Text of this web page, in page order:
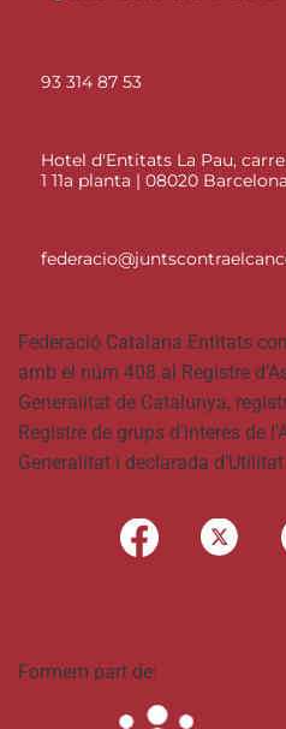
93 314 87 53
Hotel d'Entitats La Pau,
1 11a planta | 08020 Barcelona
Federació Catalana Entitats
amb el núm 408 al Registre
Generalitat de Catalunya,
Registre de grups d’interès de
Generalitat i declarada
Formem part de: